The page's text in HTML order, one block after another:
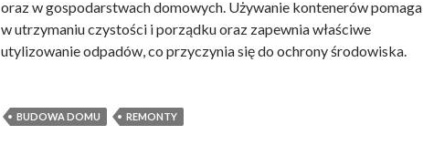
oraz w gospodarstwach domowych. Używanie kontenerów pomaga
w utrzymaniu czystości i porządku oraz zapewnia właściwe
utylizowanie odpadów, co przyczynia się do ochrony środowiska.
BUDOWA DOMU REMONTY